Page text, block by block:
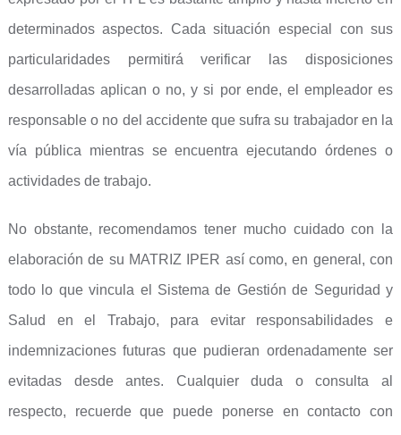
determinados aspectos. Cada situación especial con sus
particularidades permitirá verificar las disposiciones
desarrolladas aplican o no, y si por ende, el empleador es
responsable o no del accidente que sufra su trabajador en la
vía pública mientras se encuentra ejecutando órdenes o
actividades de trabajo.
No obstante, recomendamos tener mucho cuidado con la
elaboración de su MATRIZ IPER así como, en general, con
todo lo que vincula el Sistema de Gestión de Seguridad y
Salud en el Trabajo, para evitar responsabilidades e
indemnizaciones futuras que pudieran ordenadamente ser
evitadas desde antes. Cualquier duda o consulta al
respecto, recuerde que puede ponerse en contacto con